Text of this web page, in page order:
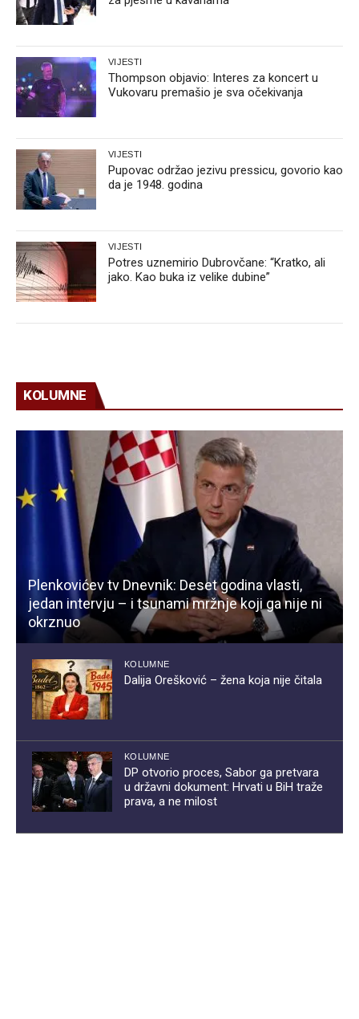
VIJESTI
Thompson objavio: Interes za koncert u
Vukovaru premašio je sva očekivanja
VIJESTI
Pupovac održao jezivu pressicu, govorio kao
da je 1948. godina
VIJESTI
Potres uznemirio Dubrovčane: “Kratko, ali
jako. Kao buka iz velike dubine”
KOLUMNE
Plenkovićev tv Dnevnik: Deset godina vlasti,
jedan intervju – i tsunami mržnje koji ga nije ni
okrznuo
KOLUMNE
Dalija Orešković – žena koja nije čitala
KOLUMNE
DP otvorio proces, Sabor ga pretvara
u državni dokument: Hrvati u BiH traže
prava, a ne milost